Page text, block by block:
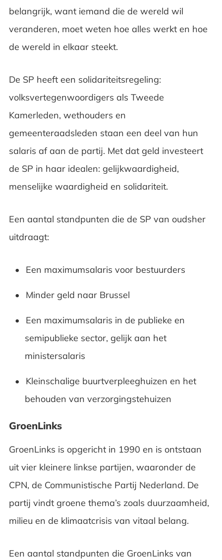
belangrijk, want iemand die de wereld wil
veranderen, moet weten hoe alles werkt en hoe
de wereld in elkaar steekt.
De SP heeft een solidariteitsregeling:
volksvertegenwoordigers als Tweede
Kamerleden, wethouders en
gemeenteraadsleden staan een deel van hun
salaris af aan de partij. Met dat geld investeert
de SP in haar idealen: gelijkwaardigheid,
menselijke waardigheid en solidariteit.
Een aantal standpunten die de SP van oudsher
uitdraagt:
Een maximumsalaris voor bestuurders
Minder geld naar Brussel
Een maximumsalaris in de publieke en
semipublieke sector, gelijk aan het
ministersalaris
Kleinschalige buurtverpleeghuizen en het
behouden van verzorgingstehuizen
GroenLinks
GroenLinks is opgericht in 1990 en is ontstaan
uit vier kleinere linkse partijen, waaronder de
CPN, de Communistische Partij Nederland. De
partij vindt groene thema’s zoals duurzaamheid,
milieu en de klimaatcrisis van vitaal belang.
Een aantal standpunten die GroenLinks van